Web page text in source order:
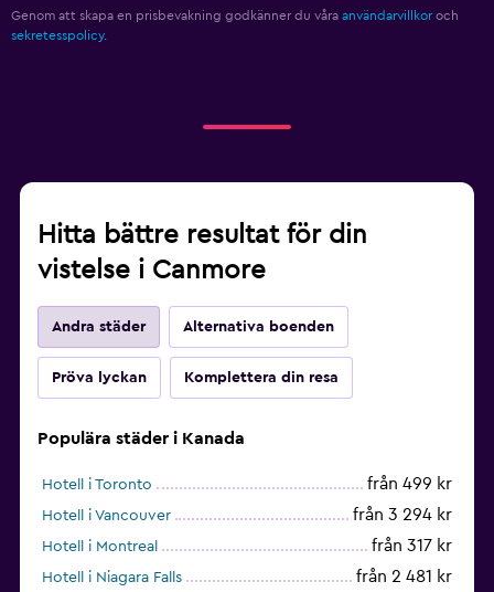
Genom att skapa en prisbevakning godkänner du våra användarvillkor och
sekretesspolicy.
Hitta bättre resultat för din
vistelse i Canmore
Andra städer Alternativa boenden
Pröva lyckan Komplettera din resa
Populära städer i Kanada
Hotell i Toronto från 499 kr
Hotell i Vancouver från 3 294 kr
Hotell i Montreal från 317 kr
Hotell i Niagara Falls från 2 481 kr